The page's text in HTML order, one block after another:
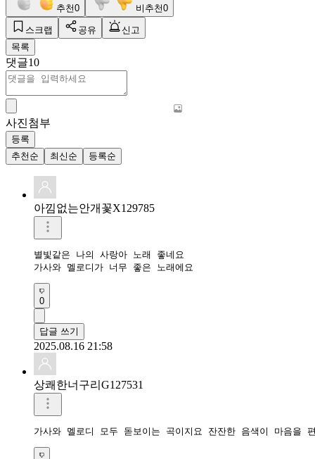
추천0 비추천0
스크랩 공유
신고
목록
댓글10
사진첨부
등록
추천순
최신순 등록순
아낌없는안개꽃X129785
별빛같은 나의 사랑아 노래 좋네요
가사와 멜로디가 너무 좋은 노래에요
0
답글 쓰기
2025.08.16 21:58
상쾌한너구리G127531
가사와 멜로디 모두 돋보이는 곡이지요 잔잔한 음색이 마음을